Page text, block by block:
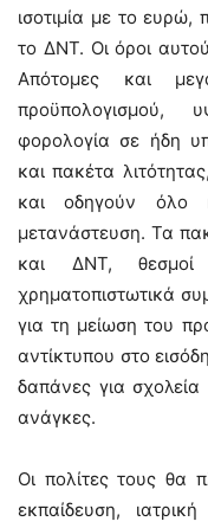
ισοτιμία με το ευρώ,
το ΔΝΤ. Οι όροι
Απότομες και
προϋπολογισμού,
φορολογία σε ήδη
και πακέτα
και οδηγούν όλο
μετανάστευση. Τα
και ΔΝΤ,
χρηματοπιστωτικά
για τη μείωση του
αντίκτυπου στο
δαπάνες για
ανάγκες.
Οι πολίτες τους θα
εκπαίδευση,